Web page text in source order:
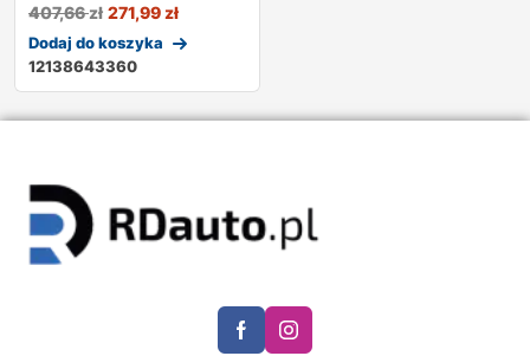
407,66zł 271,99zł
Dodaj do koszyka
12138643360